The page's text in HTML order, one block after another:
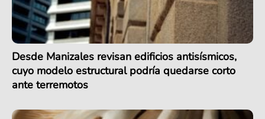
Desde Manizales revisan edificios antisísmicos,
cuyo modelo estructural podría quedarse corto
ante terremotos